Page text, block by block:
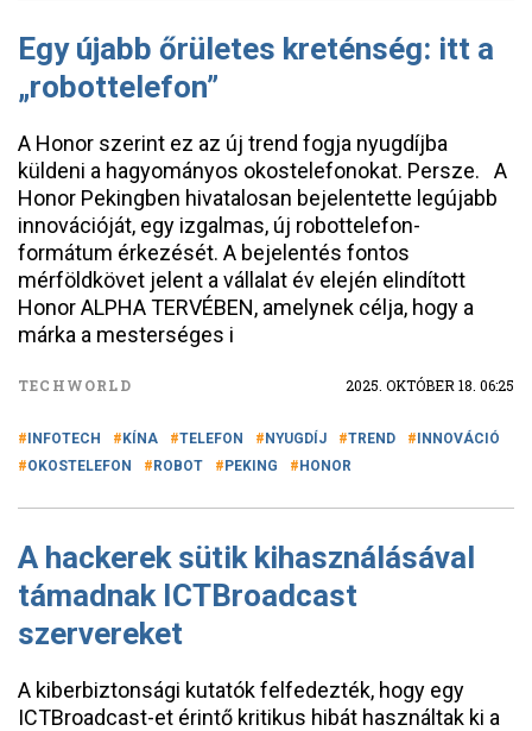
Egy újabb őrületes kreténség: itt a
„robottelefon”
A Honor szerint ez az új trend fogja nyugdíjba
küldeni a hagyományos okostelefonokat. Persze. A
Honor Pekingben hivatalosan bejelentette legújabb
innovációját, egy izgalmas, új robottelefon-
formátum érkezését. A bejelentés fontos
mérföldkövet jelent a vállalat év elején elindított
Honor ALPHA TERVÉBEN, amelynek célja, hogy a
márka a mesterséges i
TECHWORLD 2025. OKTÓBER 18. 06:25
INFOTECH KÍNA TELEFON NYUGDÍJ TREND
INNOVÁCIÓ
OKOSTELEFON
ROBOT PEKING HONOR
A hackerek sütik kihasználásával
támadnak ICTBroadcast
szervereket
A kiberbiztonsági kutatók felfedezték, hogy egy
ICTBroadcast-et érintő kritikus hibát használtak ki a